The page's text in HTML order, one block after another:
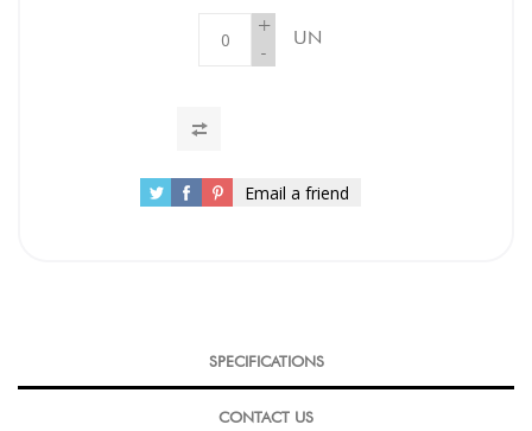
+
-
UN
Email a friend
SPECIFICATIONS
CONTACT US